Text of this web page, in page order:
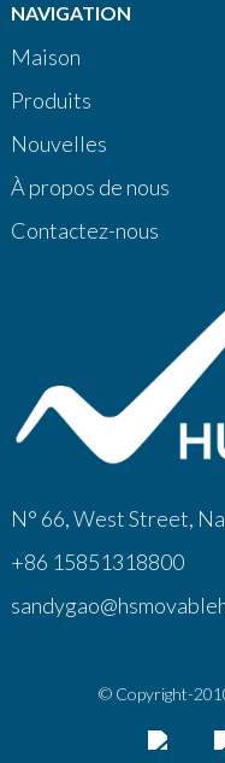
NAVIGATION
Maison
Produits
Nouvelles
À propos de nous
Contactez-nous
N° 66, West Street,
+86 15851318800
© Copyright-